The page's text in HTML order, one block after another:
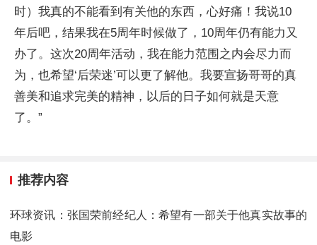
时）我真的不能看到有关他的东西，心好痛！我说10
年后吧，结果我在5周年时候做了，10周年仍有能力又
办了。这次20周年活动，我在能力范围之内会尽力而
为，也希望‘后荣迷’可以更了解他。我要宣扬哥哥的真
善美和追求完美的精神，以后的日子如何就是天意
了。”
推荐内容
环球资讯：张国荣前经纪人：希望有一部关于他真实故事的
电影